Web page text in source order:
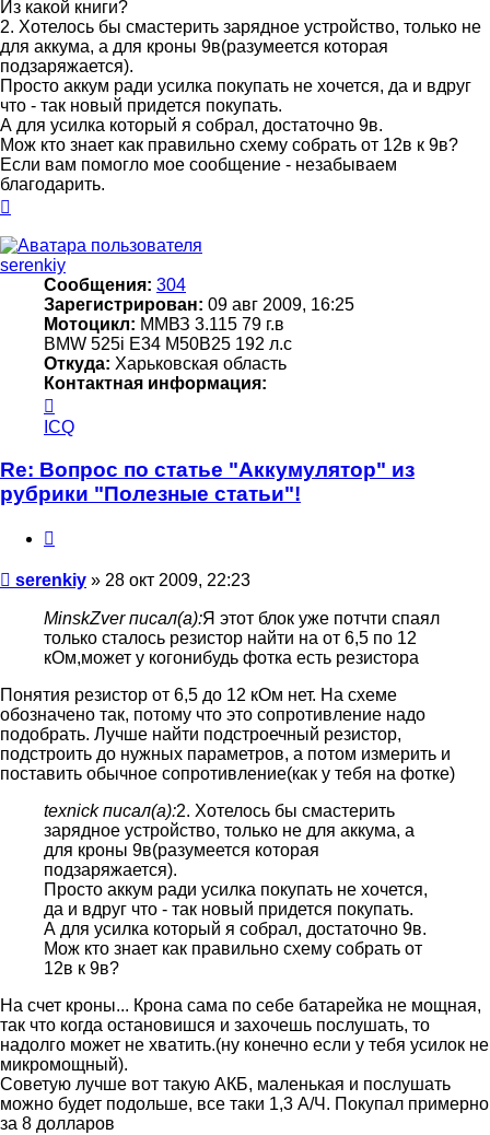
Из какой книги?
2. Хотелось бы смастерить зарядное устройство, только не
для аккума, а для кроны 9в(разумеется которая
подзаряжается).
Просто аккум ради усилка покупать не хочется, да и вдруг
что - так новый придется покупать.
А для усилка который я собрал, достаточно 9в.
Мож кто знает как правильно схему собрать от 12в к 9в?
Если вам помогло мое сообщение - незабываем
благодарить.
началу
serenkiy
Сообщения: 304
Зарегистрирован: 09 авг 2009, 16:25
Мотоцикл: ММВЗ 3.115 79 г.в
BMW 525i Е34 M50B25 192 л.с
Откуда: Харьковская область
Контактная информация:
информация
пользователя
ICQ
Re: Вопрос по статье "Аккумулятор" из
рубрики "Полезные статьи"!
Сообщение
serenkiy » 28 окт 2009, 22:23
MinskZver писал(а):Я этот блок уже потчти спаял
только сталось резистор найти на от 6,5 по 12
кОм,может у когонибудь фотка есть резистора
Понятия резистор от 6,5 до 12 кОм нет. На схеме
обозначено так, потому что это сопротивление надо
подобрать. Лучше найти подстроечный резистор,
подстроить до нужных параметров, а потом измерить и
поставить обычное сопротивление(как у тебя на фотке)
texnick писал(а):2. Хотелось бы смастерить
зарядное устройство, только не для аккума, а
для кроны 9в(разумеется которая
подзаряжается).
Просто аккум ради усилка покупать не хочется,
да и вдруг что - так новый придется покупать.
А для усилка который я собрал, достаточно 9в.
Мож кто знает как правильно схему собрать от
12в к 9в?
На счет кроны... Крона сама по себе батарейка не мощная,
так что когда остановишся и захочешь послушать, то
надолго может не хватить.(ну конечно если у тебя усилок не
микромощный).
Советую лучше вот такую АКБ, маленькая и послушать
можно будет подольше, все таки 1,3 А/Ч. Покупал примерно
за 8 долларов